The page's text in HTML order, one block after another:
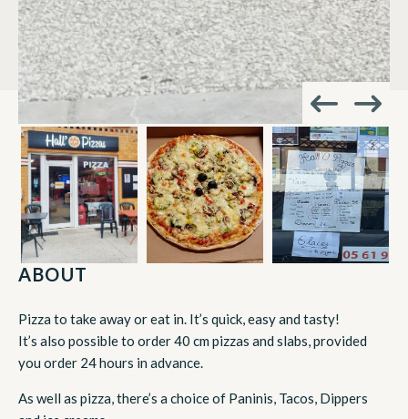
ABOUT
Pizza to take away or eat in. It’s quick, easy and tasty!
It’s also possible to order 40 cm pizzas and slabs, provided
you order 24 hours in advance.
As well as pizza, there’s a choice of Paninis, Tacos, Dippers